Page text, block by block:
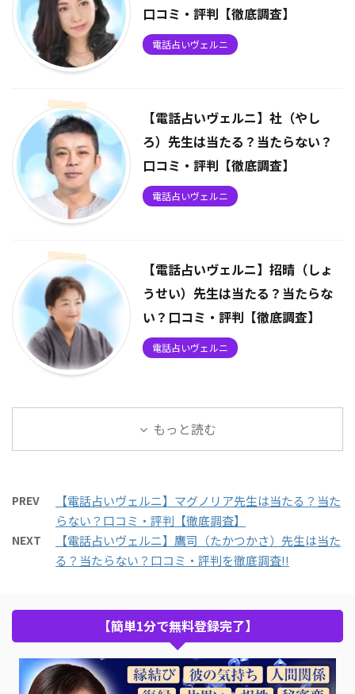
口コミ・評判【徹底調査】
電話占いヴェルニ
【電話占いヴェルニ】社（やし
ろ）先生は当たる？当たらない？
口コミ・評判【徹底調査】
電話占いヴェルニ
【電話占いヴェルニ】招晴（しょ
うせい）先生は当たる？当たらな
い？口コミ・評判【徹底調査】
電話占いヴェルニ
もっと読む
PREV
【電話占いヴェルニ】マグノリア先生は当たる？当た
らない？口コミ・評判【徹底調査】
NEXT
【電話占いヴェルニ】鷹司（たかつかさ）先生は当た
る？当たらない？口コミ・評判を徹底調査!!
【簡単1分で無料登録完了】